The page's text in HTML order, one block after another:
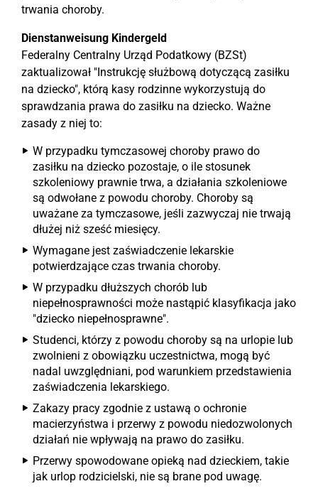
trwania choroby.
Dienstanweisung Kindergeld
Federalny Centralny Urząd Podatkowy (BZSt)
zaktualizował "Instrukcję służbową dotyczącą zasiłku
na dziecko", którą kasy rodzinne wykorzystują do
sprawdzania prawa do zasiłku na dziecko. Ważne
zasady z niej to:
W przypadku tymczasowej choroby prawo do
zasiłku na dziecko pozostaje, o ile stosunek
szkoleniowy prawnie trwa, a działania szkoleniowe
są odwołane z powodu choroby. Choroby są
uważane za tymczasowe, jeśli zazwyczaj nie trwają
dłużej niż sześć miesięcy.
Wymagane jest zaświadczenie lekarskie
potwierdzające czas trwania choroby.
W przypadku dłuższych chorób lub
niepełnosprawności może nastąpić klasyfikacja jako
"dziecko niepełnosprawne".
Studenci, którzy z powodu choroby są na urlopie lub
zwolnieni z obowiązku uczestnictwa, mogą być
nadal uwzględniani, pod warunkiem przedstawienia
zaświadczenia lekarskiego.
Zakazy pracy zgodnie z ustawą o ochronie
macierzyństwa i przerwy z powodu niedozwolonych
działań nie wpływają na prawo do zasiłku.
Przerwy spowodowane opieką nad dzieckiem, takie
jak urlop rodzicielski, nie są brane pod uwagę.